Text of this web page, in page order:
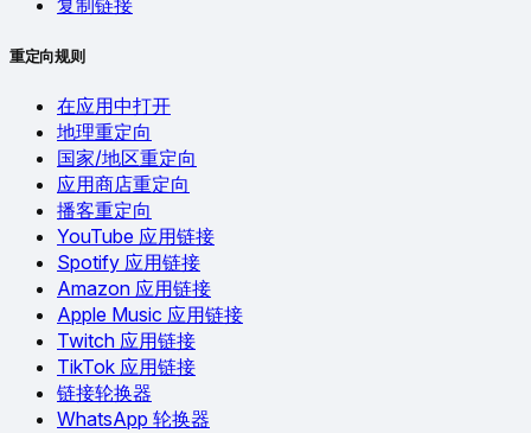
重定向规则
在应用中打开
地理重定向
国家/地区重定向
应用商店重定向
播客重定向
YouTube 应用链接
Spotify 应用链接
Amazon 应用链接
Apple Music 应用链接
Twitch 应用链接
TikTok 应用链接
链接轮换器
WhatsApp 轮换器